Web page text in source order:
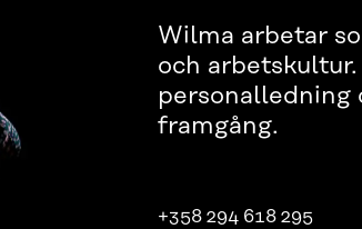
Wilma arbetar
och
personalledning
framgång.
+358 294 618 295